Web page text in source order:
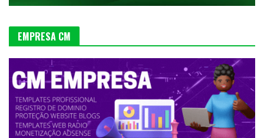
EMPRESA CM